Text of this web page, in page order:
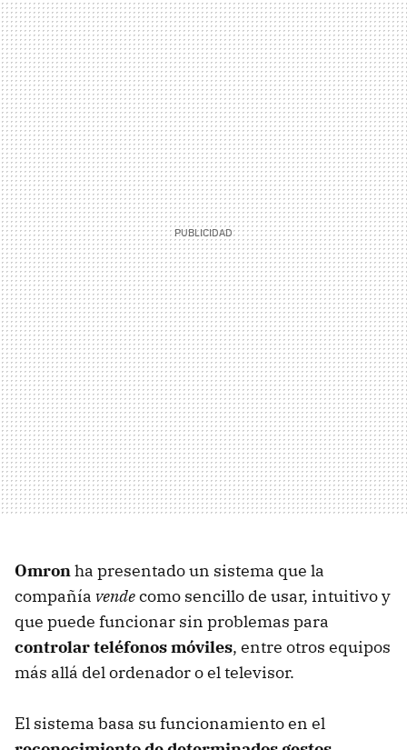
Omronha presentado un sistema que la
compañía vendecomo sencillo de usar, intuitivo y
que puede funcionar sin problemas para
controlar teléfonos móviles, entre otros equipos
más allá del ordenador o el televisor.
El sistema basa su funcionamiento en el